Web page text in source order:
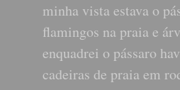
minha vista estava o
flamingos na praia e
enquadrei o pássaro
cadeiras de praia em